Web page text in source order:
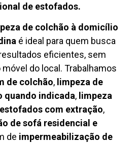
de estofados.
de colchão à domicílio
é ideal para quem busca
eficientes, sem
do local. Trabalhamos
de colchão, limpeza de
quando indicada, limpeza
com extração,
de sofá residencial e
de impermeabilização de